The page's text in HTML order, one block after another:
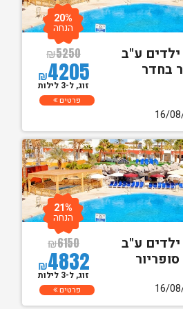
3 לילות לזוג + 2 ילדים ע"ב
בחדר
₪5250
₪4205
20%
הנחה
זוג, ל-3 לילות
פרטים
3 לילות לזוג + 2 ילדים ע"ב
₪6150
₪4832
21%
הנחה
זוג, ל-3 לילות
פרטים